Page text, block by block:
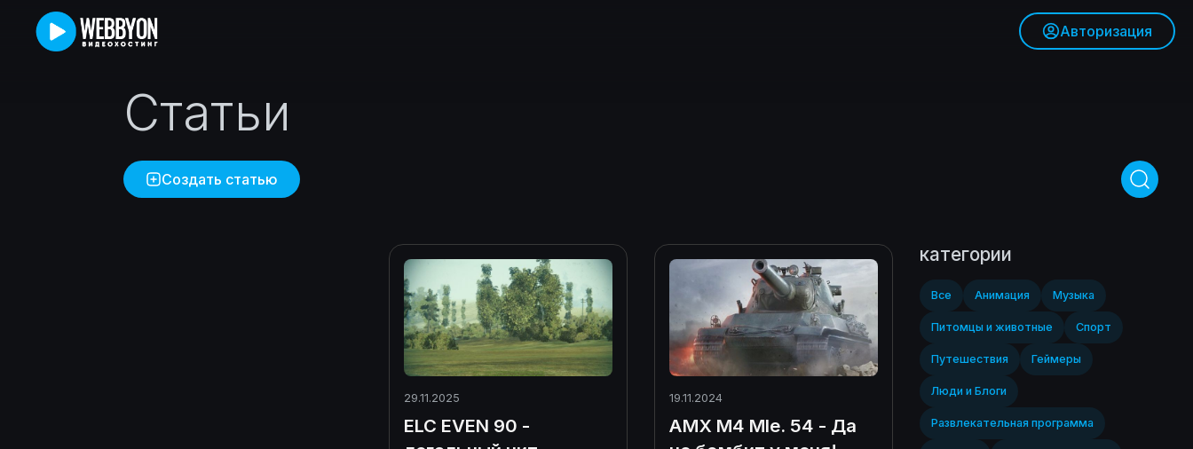
Авторизация
Статьи
Создать статью
29.11.2025
ELC EVEN 90 -
19.11.2024
AMX M4 Mle. 54 - Да
категории
Все Анимация Музыка
Питомцы и животные Спорт‎
Путешествия Геймеры
Люди и Блоги
Развлекательная программа